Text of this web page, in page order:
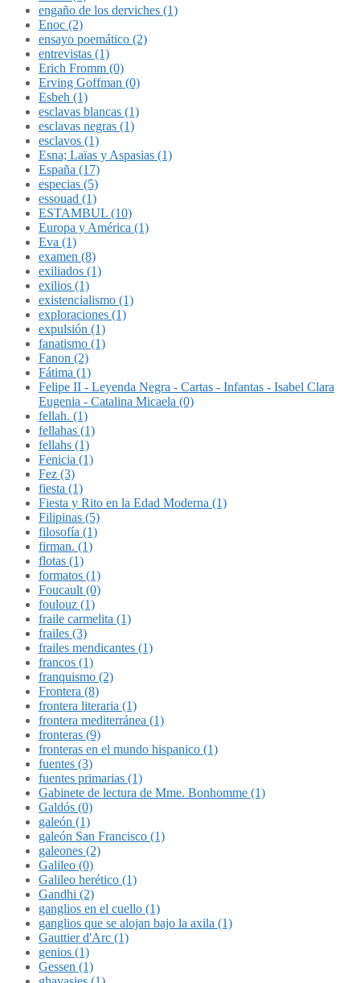
engaño de los derviches (1)
Enoc (2)
ensayo poemático (2)
entrevistas (1)
Erich Fromm (0)
Erving Goffman (0)
Esbeh (1)
esclavas blancas (1)
esclavas negras (1)
esclavos (1)
Esna; Laïas y Aspasias (1)
España (17)
especias (5)
essouad (1)
ESTAMBUL (10)
Europa y América (1)
Eva (1)
examen (8)
exiliados (1)
exilios (1)
existencialismo (1)
exploraciones (1)
expulsión (1)
fanatismo (1)
Fanon (2)
Fátima (1)
Felipe II - Leyenda Negra - Cartas - Infantas - Isabel Clara
Eugenia - Catalina Micaela (0)
fellah. (1)
fellahas (1)
fellahs (1)
Fenicia (1)
Fez (3)
fiesta (1)
Fiesta y Rito en la Edad Moderna (1)
Filipinas (5)
filosofía (1)
firman. (1)
flotas (1)
formatos (1)
Foucault (0)
foulouz (1)
fraile carmelita (1)
frailes (3)
frailes mendicantes (1)
francos (1)
franquismo (2)
Frontera (8)
frontera literaria (1)
frontera mediterránea (1)
fronteras (9)
fronteras en el mundo hispanico (1)
fuentes (3)
fuentes primarias (1)
Gabinete de lectura de Mme. Bonhomme (1)
Galdós (0)
galeón (1)
galeón San Francisco (1)
galeones (2)
Galileo (0)
Galileo herético (1)
Gandhi (2)
ganglios en el cuello (1)
ganglios que se alojan bajo la axila (1)
Gauttier d'Arc (1)
genios (1)
Gessen (1)